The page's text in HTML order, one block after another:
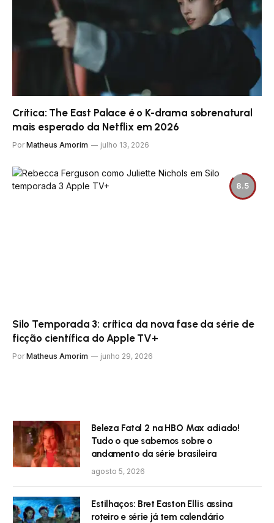
Crítica: The East Palace é o K-drama sobrenatural
mais esperado da Netflix em 2026
Por Matheus Amorim julho 13, 2026
8.5
Silo Temporada 3: crítica da nova fase da série de
ficção científica do Apple TV+
Por Matheus Amorim junho 29, 2026
Beleza Fatal 2 na HBO Max adiado!
Tudo o que sabemos sobre o
andamento da série brasileira
agosto 5, 2026
Estilhaços: Bret Easton Ellis assina
roteiro e série já tem calendário